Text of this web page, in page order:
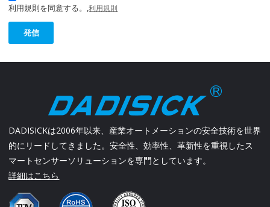
利用規則を同意する。,利用規則
発信
DADISICKは2006年以来、産業オートメーションの安全技術を世界
的にリードしてきました。安全性、効率性、革新性を重視したス
マートセンサーソリューションを専門としています。
詳細はこちら